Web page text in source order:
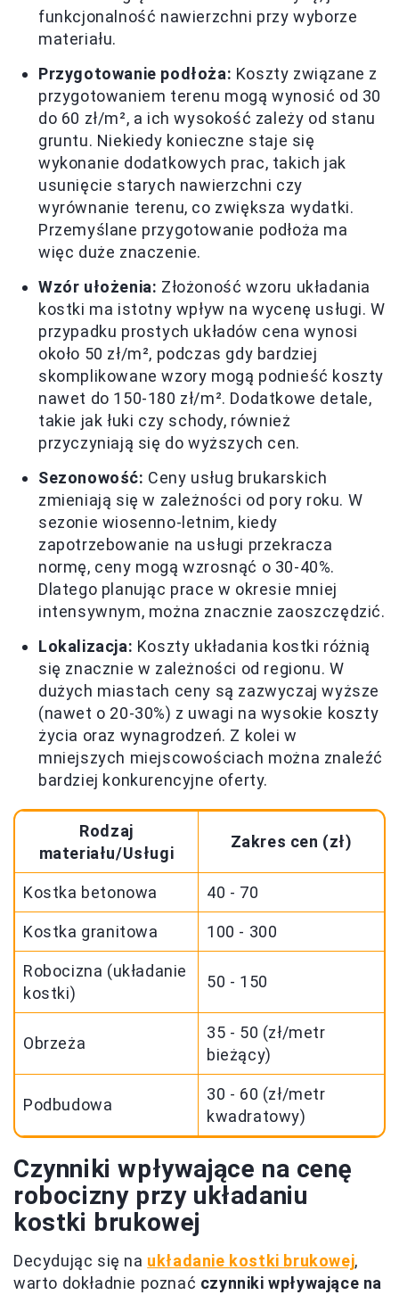
funkcjonalność nawierzchni przy wyborze
materiału.
Przygotowanie podłoża: Koszty związane z
przygotowaniem terenu mogą wynosić od 30
do 60 zł/m², a ich wysokość zależy od stanu
gruntu. Niekiedy konieczne staje się
wykonanie dodatkowych prac, takich jak
usunięcie starych nawierzchni czy
wyrównanie terenu, co zwiększa wydatki.
Przemyślane przygotowanie podłoża ma
więc duże znaczenie.
Wzór ułożenia: Złożoność wzoru układania
kostki ma istotny wpływ na wycenę usługi. W
przypadku prostych układów cena wynosi
około 50 zł/m², podczas gdy bardziej
skomplikowane wzory mogą podnieść koszty
nawet do 150-180 zł/m². Dodatkowe detale,
takie jak łuki czy schody, również
przyczyniają się do wyższych cen.
Sezonowość: Ceny usług brukarskich
zmieniają się w zależności od pory roku. W
sezonie wiosenno-letnim, kiedy
zapotrzebowanie na usługi przekracza
normę, ceny mogą wzrosnąć o 30-40%.
Dlatego planując prace w okresie mniej
intensywnym, można znacznie zaoszczędzić.
Lokalizacja: Koszty układania kostki różnią
się znacznie w zależności od regionu. W
dużych miastach ceny są zazwyczaj wyższe
(nawet o 20-30%) z uwagi na wysokie koszty
życia oraz wynagrodzeń. Z kolei w
mniejszych miejscowościach można znaleźć
bardziej konkurencyjne oferty.
Rodzaj
materiału/Usługi
Zakres cen (zł)
Kostka betonowa 40 - 70
Kostka granitowa 100 - 300
Robocizna (układanie
kostki)
50 - 150
Obrzeża
35 - 50 (zł/metr
bieżący)
Podbudowa
30 - 60 (zł/metr
kwadratowy)
Czynniki wpływające na cenę
robocizny przy układaniu
kostki brukowej
Decydując się na układanie kostki brukowej,
warto dokładnie poznać czynniki wpływające na